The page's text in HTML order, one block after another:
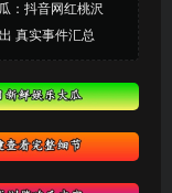
：抖音网红桃沢
真实事件汇总